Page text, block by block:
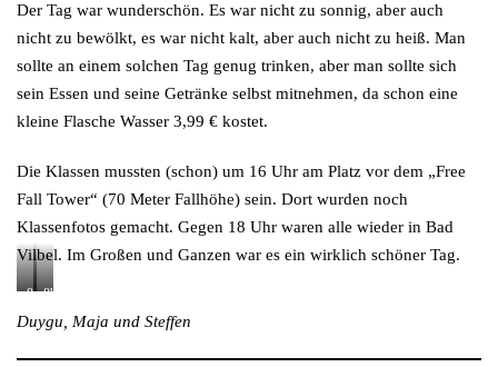
Der Tag war wunderschön. Es war nicht zu sonnig, aber auch
nicht zu bewölkt, es war nicht kalt, aber auch nicht zu heiß. Man
sollte an einem solchen Tag genug trinken, aber man sollte sich
sein Essen und seine Getränke selbst mitnehmen, da schon eine
kleine Flasche Wasser 3,99 € kostet.
Die Klassen mussten (schon) um 16 Uhr am Platz vor dem „Free
Fall Tower“ (70 Meter Fallhöhe) sein. Dort wurden noch
Klassenfotos gemacht. Gegen 18 Uhr waren alle wieder in Bad
Vilbel. Im Großen und Ganzen war es ein wirklich schöner Tag.
8a 8b
Duygu, Maja und Steffen